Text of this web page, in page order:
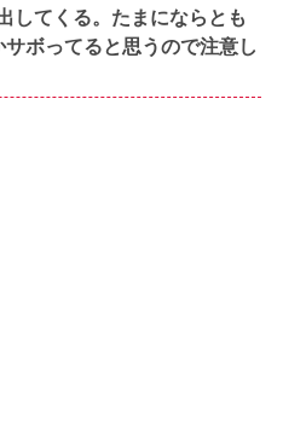
してくる。たまにならとも
ボってると思うので注意し